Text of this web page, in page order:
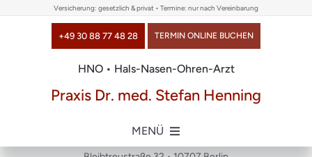
Versicherung: gesetzlich & privat • Termine: nur nach Vereinbarung
HNO • Hals-Nasen-Ohren-Arzt
+49 30 88 77 48 28 TERMIN ONLINE BUCHEN
Praxis Dr. med. Stefan Henning
MENÜ